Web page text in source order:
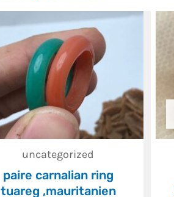
uncategorized
paire carnalian ring
tuareg ,mauritanien